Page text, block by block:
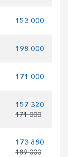
153 000
198 000
171 000
157 320
171 000
173 880
189 000